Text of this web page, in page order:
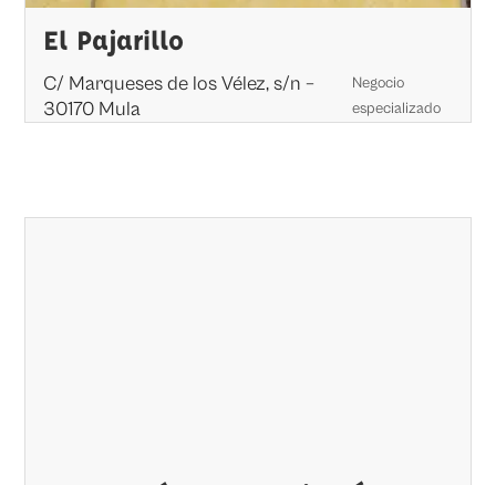
El Pajarillo
C/ Marqueses de los Vélez, s/n –
30170 Mula
Negocio
especializado